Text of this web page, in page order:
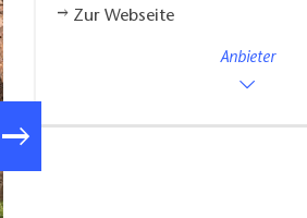
Zur Webseite
Anbieter